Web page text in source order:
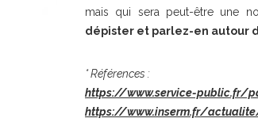
mais qui sera peut-être une
dépister et parlez-en autour
* Références :
https://www.service-public.fr/
https://www.inserm.fr/